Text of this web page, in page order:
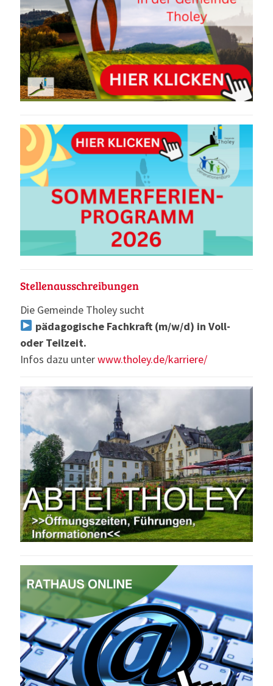
Stellenausschreibungen
Die Gemeinde Tholey sucht
pädagogische Fachkraft (m/w/d) in Voll-
oder Teilzeit.
Infos dazu unterwww.tholey.de/karriere/